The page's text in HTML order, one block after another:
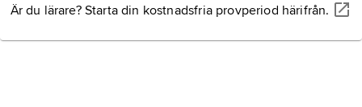
Är du lärare? Starta din kostnadsfria provperiod härifrån.